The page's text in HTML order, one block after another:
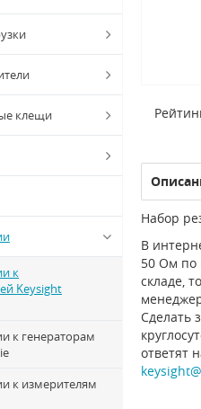
клещи
к
Keysight
к генераторам
к измерителям
Набор
В
50 Ом по
складе,
Сделать
ответят